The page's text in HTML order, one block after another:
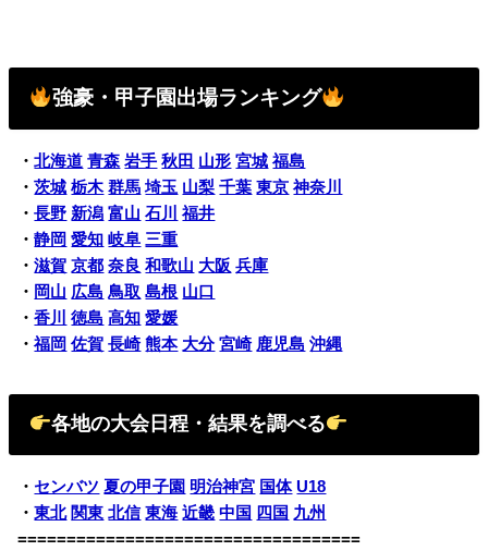
強豪・甲子園出場ランキング
・北海道 青森 岩手 秋田 山形 宮城 福島
・茨城 栃木 群馬 埼玉 山梨 千葉 東京 神奈川
・長野 新潟 富山 石川
福井
・静岡 愛知 岐阜 三重
・滋賀 京都 奈良 和歌山 大阪 兵庫
・ 岡山 広島 鳥取 島根 山口
・香川 徳島 高知 愛媛
・福岡 佐賀 長崎 熊本 大分 宮崎 鹿児島 沖縄
各地の大会日程・結果を調べる
・ センバツ 夏の甲子園 明治神宮 国体 U18
・東北 関東 北信 東海 近畿 中国 四国 九州
===================================